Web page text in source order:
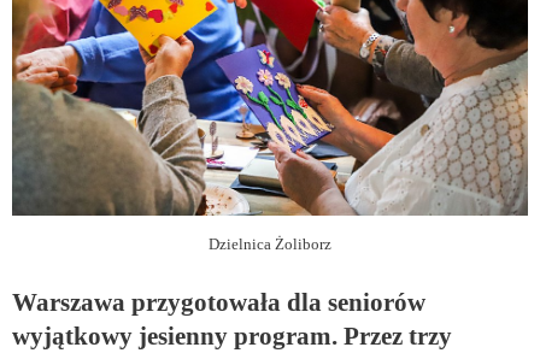
Dzielnica Żoliborz
Warszawa przygotowała dla seniorów
wyjątkowy jesienny program. Przez trzy